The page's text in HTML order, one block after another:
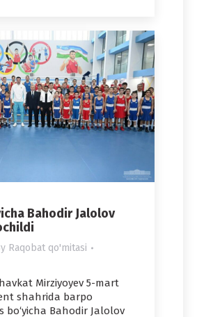
Bahodir Jalolov
Raqobat qo'mitasi
Mirziyoyev 5-mart
shahrida barpo
bo‘yicha Bahodir Jalolov